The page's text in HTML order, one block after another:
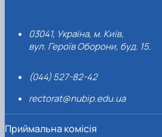
03041, Україна, м. Київ,
вул. Героїв Оборони, буд. 15.
(044) 527-82-42
rectorat@nubip.edu.ua
Приймальна комісія